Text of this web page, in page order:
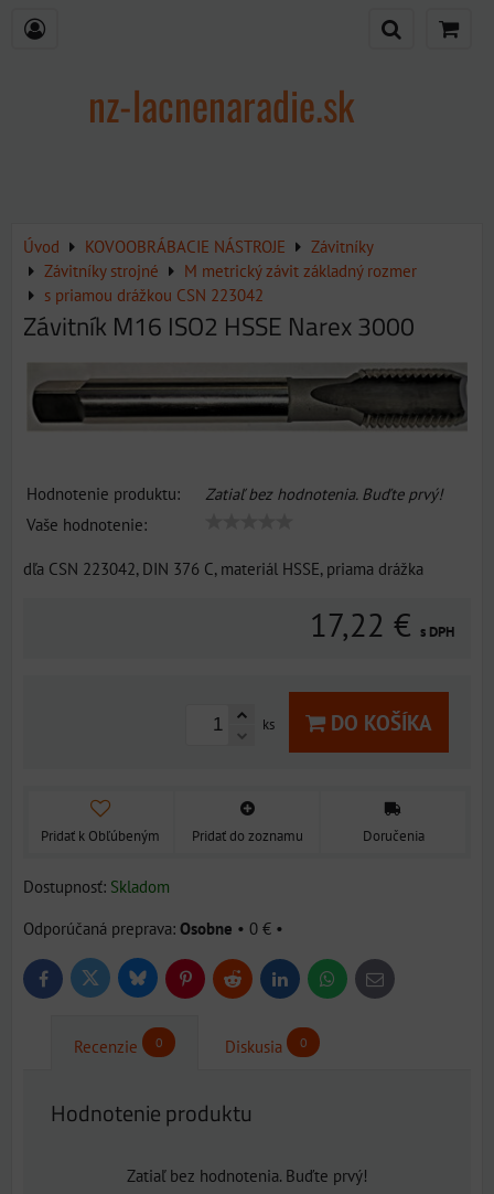
nz-lacnenaradie.sk
Úvod KOVOOBRÁBACIE NÁSTROJE
Závitníky
Závitníky strojné
M metrický závit základný rozmer
s priamou drážkou CSN 223042
Závitník M16 ISO2 HSSE Narex 3000
Hodnotenie produktu:
Zatiaľ bez hodnotenia. Buďte prvý!
Vaše hodnotenie:
dľa CSN 223042, DIN 376 C, materiál HSSE, priama drážka
17,22 € s DPH
ks DO KOŠÍKA
Pridať k Obľúbeným Pridať do zoznamu Doručenia
Dostupnosť: Skladom
Osobne • 0 € •
FacebookTwitter BlueskyPinterestReddit LinkedInWhatsApp
E-
mail
Recenzie 0 Diskusia 0
Hodnotenie produktu
Zatiaľ bez hodnotenia. Buďte prvý!